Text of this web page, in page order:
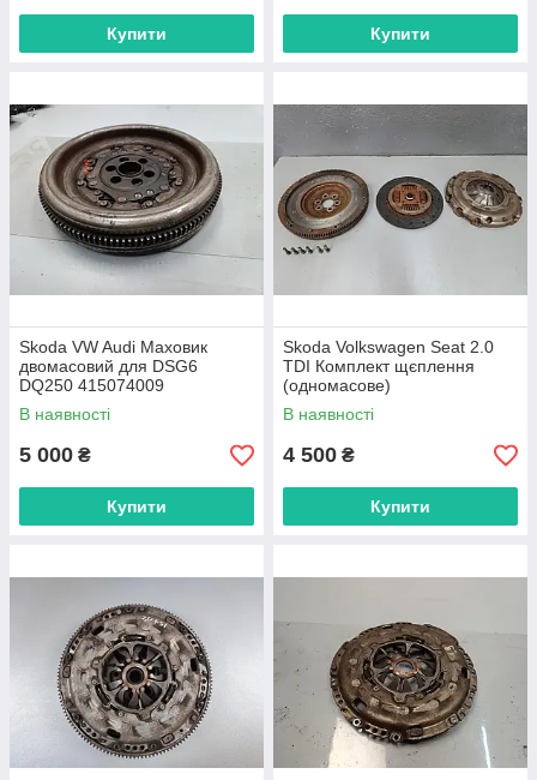
Купити Купити
Skoda VW Audi Маховик
двомасовий для DSG6
DQ250 415074009
В наявності
5 000 ₴
Купити
Skoda Volkswagen Seat 2.0
TDI Комплект щєплення
(одномасове)
В наявності
4 500 ₴
Купити